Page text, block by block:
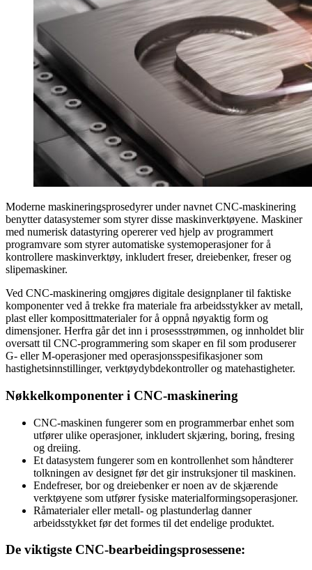
Moderne maskineringsprosedyrer under navnet CNC-maskinering
benytter datasystemer som styrer disse maskinverktøyene. Maskiner
med numerisk datastyring opererer ved hjelp av programmert
programvare som styrer automatiske systemoperasjoner for å
kontrollere maskinverktøy, inkludert freser, dreiebenker, freser og
slipemaskiner.
Ved CNC-maskinering omgjøres digitale designplaner til faktiske
komponenter ved å trekke fra materiale fra arbeidsstykker av metall,
plast eller komposittmaterialer for å oppnå nøyaktig form og
dimensjoner. Herfra går det inn i prosessstrømmen, og innholdet blir
oversatt til CNC-programmering som skaper en fil som produserer
G- eller M-operasjoner med operasjonsspesifikasjoner som
hastighetsinnstillinger, verktøydybdekontroller og matehastigheter.
Nøkkelkomponenter i CNC-maskinering
CNC-maskinen fungerer som en programmerbar enhet som
utfører ulike operasjoner, inkludert skjæring, boring, fresing
og dreiing.
Et datasystem fungerer som en kontrollenhet som håndterer
tolkningen av designet før det gir instruksjoner til maskinen.
Endefreser, bor og dreiebenker er noen av de skjærende
verktøyene som utfører fysiske materialformingsoperasjoner.
Råmaterialer eller metall- og plastunderlag danner
arbeidsstykket før det formes til det endelige produktet.
De viktigste CNC-bearbeidingsprosessene: